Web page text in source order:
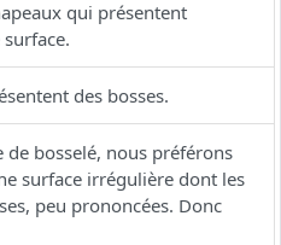
qui présentent
des bosses.
de bosselé, nous préférons
surface irrégulière dont les
peu prononcées. Donc